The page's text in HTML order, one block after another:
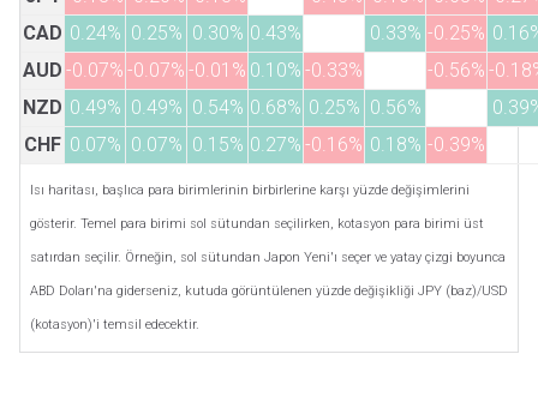
CAD 0.24% 0.25% 0.30% 0.43% 0.33% -0.25%
AUD -0.07% -0.07% -0.01% 0.10% -0.33% -0.56% -
NZD 0.49% 0.49% 0.54% 0.68% 0.25% 0.56%
CHF 0.07% 0.07% 0.15% 0.27% -0.16% 0.18% -0.39%
Isı haritası, başlıca para birimlerinin birbirlerine karşı yüzde değişimlerini
gösterir. Temel para birimi sol sütundan seçilirken, kotasyon para birimi üst
satırdan seçilir. Örneğin, sol sütundan Japon Yeni'ı seçer ve yatay çizgi boyunca
ABD Doları'na giderseniz, kutuda görüntülenen yüzde değişikliği JPY (baz)/USD
(kotasyon)'i temsil edecektir.